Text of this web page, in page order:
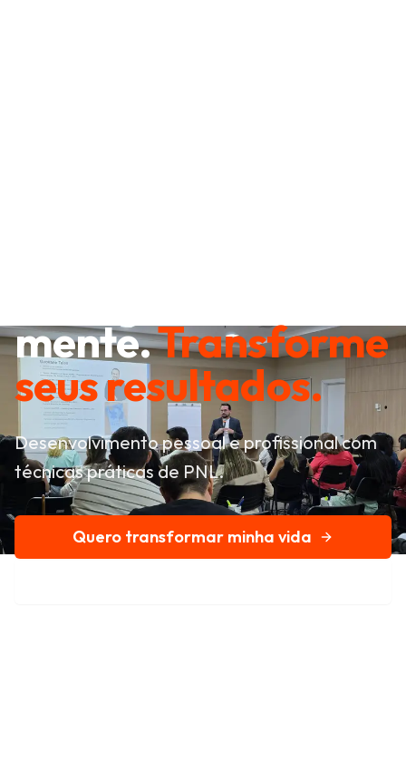
mente.Transforme
seus resultados.
Desenvolvimento pessoal e profissional com
técnicas práticas de PNL.
Quero transformar minha vida